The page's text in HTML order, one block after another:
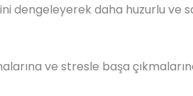
dengeleyerek daha huzurlu ve
ve stresle başa